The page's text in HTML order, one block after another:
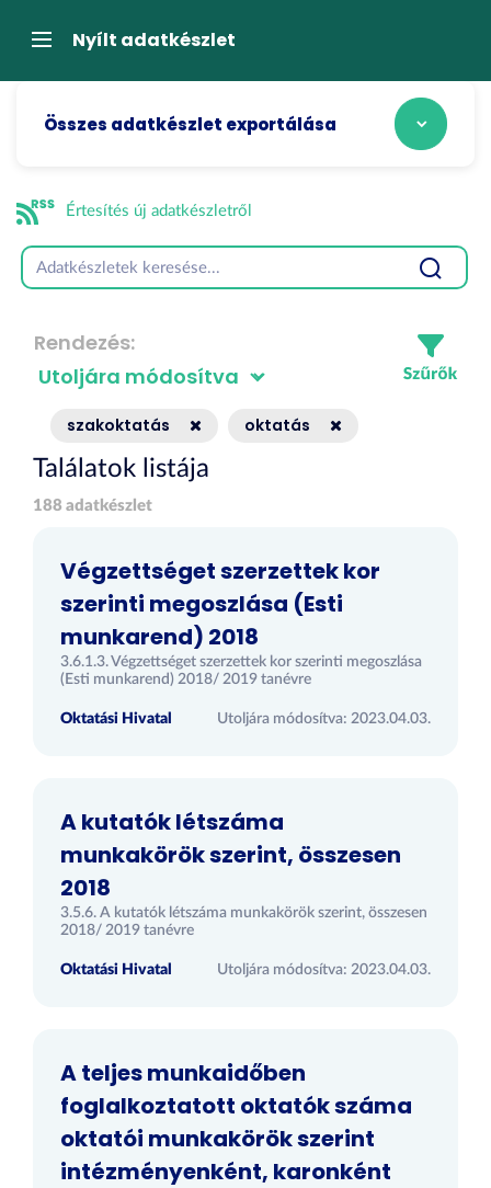
átugrásaNavigációNyílt adatkészlet
Összes adatkészlet exportálása
Értesítés új adatkészletről
Rendezés
szakoktatás oktatás
Találatok listája
188 adatkészlet
Végzettséget szerzettek kor
szerinti megoszlása (Esti
munkarend) 2018
3.6.1.3. Végzettséget szerzettek kor szerinti megoszlása
(Esti munkarend) 2018/ 2019 tanévre
Oktatási Hivatal Utoljára módosítva: 2023.04.03.
A kutatók létszáma
munkakörök szerint, összesen
2018
3.5.6. A kutatók létszáma munkakörök szerint, összesen
2018/ 2019 tanévre
Oktatási Hivatal Utoljára módosítva: 2023.04.03.
A teljes munkaidőben
foglalkoztatott oktatók száma
oktatói munkakörök szerint
intézményenként, karonként